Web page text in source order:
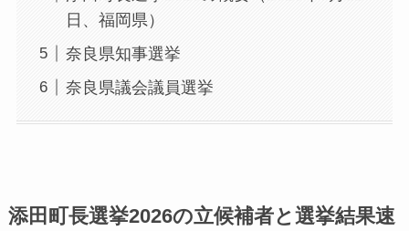
日、福岡県）
奈良県知事選挙
奈良県議会議員選挙
添田町長選挙2026の立候補者と選挙結果速